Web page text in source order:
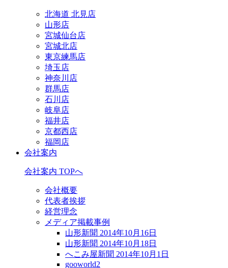
北海道 北見店
山形店
宮城仙台店
宮城北店
東京練馬店
埼玉店
神奈川店
群馬店
石川店
岐阜店
福井店
京都西店
福岡店
会社案内
会社案内 TOPへ
会社概要
代表者挨拶
経営理念
メディア掲載事例
山形新聞 2014年10月16日
山形新聞 2014年10月18日
へこみ屋新聞 2014年10月1日
gooworld2